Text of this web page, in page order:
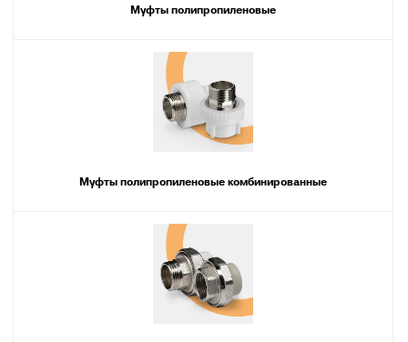
Муфты полипропиленовые
Муфты полипропиленовые комбинированные